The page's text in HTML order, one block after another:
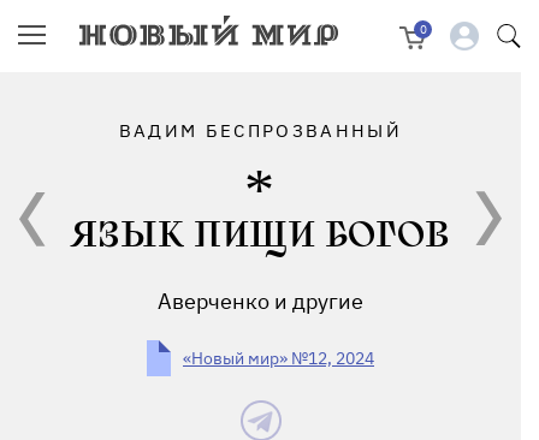
0
ВАДИМ БЕСПРОЗВАННЫЙ
ЯЗЫК ПИЩИ БОГОВ
Аверченко и другие
«Новый мир» №12, 2024